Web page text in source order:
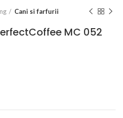
Cani si farfurii
MC 052